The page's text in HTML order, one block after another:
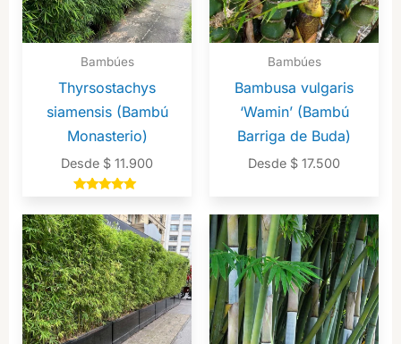
Bambúes
Thyrsostachys
siamensis (Bambú
Monasterio)
Desde $ 11.900
5.00
de 5
Bambúes
Bambusa vulgaris
‘Wamin’ (Bambú
Barriga de Buda)
Desde $ 17.500